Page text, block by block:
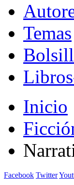
Temas
Inicio
Facebook Twitter